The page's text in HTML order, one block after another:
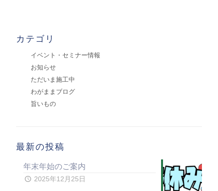
カテゴリ
イベント・セミナー情報
お知らせ
ただいま施工中
わがままブログ
旨いもの
最新の投稿
年末年始のご案内
2025年12月25日